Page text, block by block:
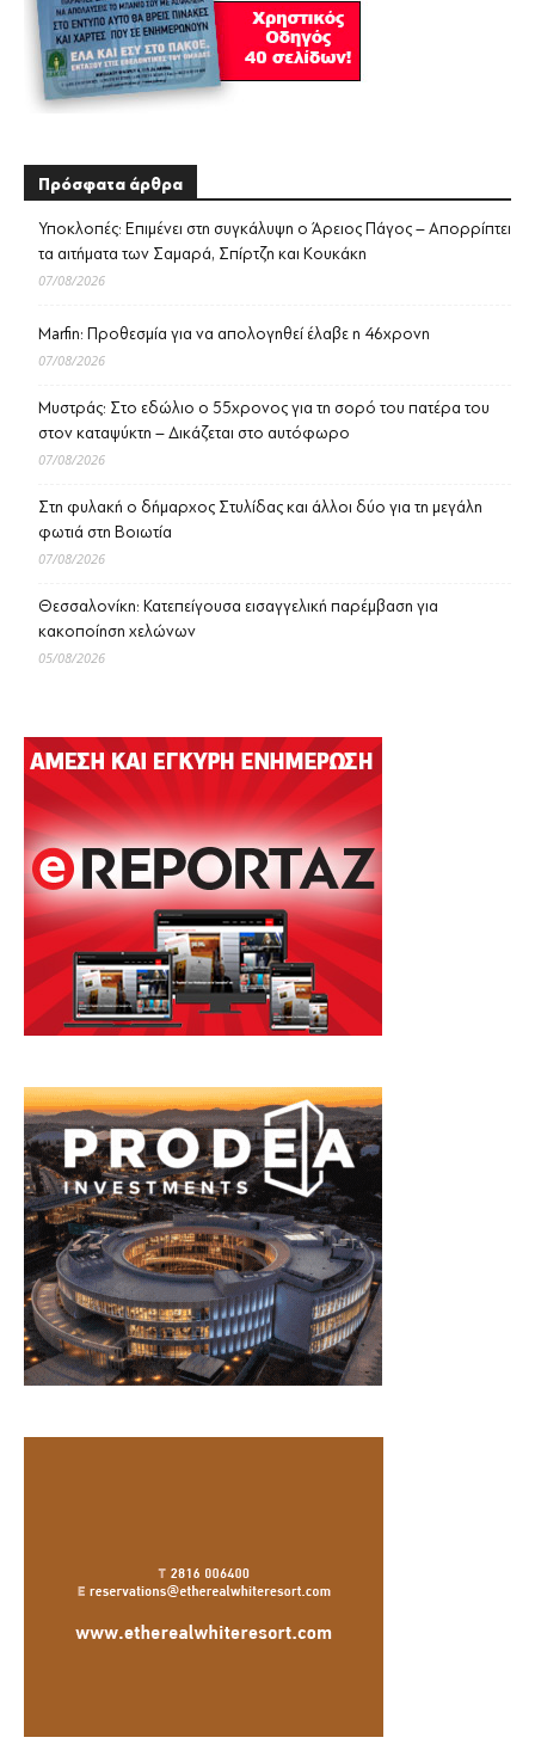
Πρόσφατα άρθρα
Υποκλοπές: Επιμένει στη συγκάλυψη ο Άρειος Πάγος – Απορρίπτει
τα αιτήματα των Σαμαρά, Σπίρτζη και Κουκάκη
07/08/2026
Marfin: Προθεσμία για να απολογηθεί έλαβε η 46χρονη
07/08/2026
Μυστράς: Στο εδώλιο ο 55χρονος για τη σορό του πατέρα του
στον καταψύκτη – Δικάζεται στο αυτόφωρο
07/08/2026
Στη φυλακή ο δήμαρχος Στυλίδας και άλλοι δύο για τη μεγάλη
φωτιά στη Βοιωτία
07/08/2026
Θεσσαλονίκη: Κατεπείγουσα εισαγγελική παρέμβαση για
κακοποίηση χελώνων
05/08/2026